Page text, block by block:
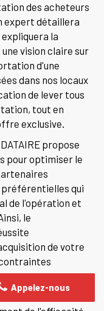
des acheteurs
expert détaillera
la
vision claire sur
d'une
dans nos locaux
de lever tous
tout en
exclusive.
propose
pour optimiser le
qui
de l'opération et
le
de votre
établie
Appelez-nous